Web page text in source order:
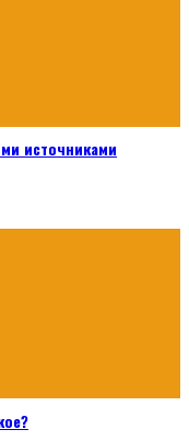
источниками